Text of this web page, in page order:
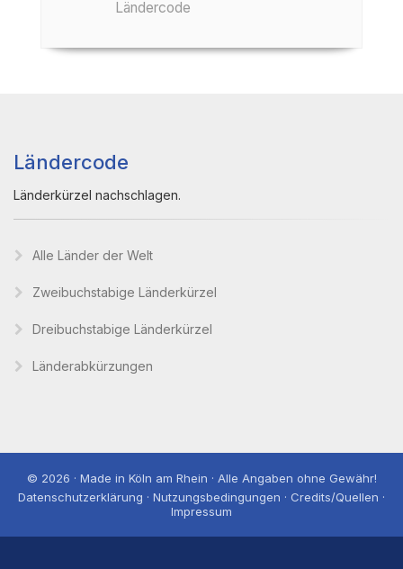
Ländercode
Ländercode
Länderkürzel nachschlagen.
Alle Länder der Welt
Zweibuchstabige Länderkürzel
Dreibuchstabige Länderkürzel
Länderabkürzungen
© 2026 · Made in Köln am Rhein · Alle Angaben ohne Gewähr!
Datenschutzerklärung · Nutzungsbedingungen · Credits/Quellen ·
Impressum